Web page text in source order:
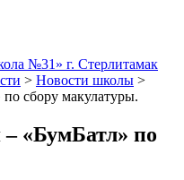
№31» г. Стерлитамак
> Новости школы >
сбору макулатуры.
«БумБатл» по